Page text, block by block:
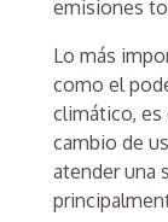
emisiones
Lo más
como el
climático, es
cambio de
atender una